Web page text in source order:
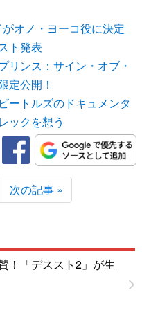
オノ・ヨーコ役に決定
ト発表
リンス：サイン・オブ・
定公開！
ートルズのドキュメンタ
ックを想う
次の記事 »
！「デススト2」が生